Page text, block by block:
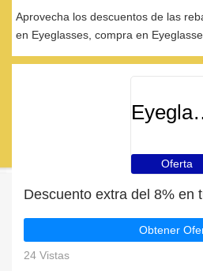
Aprovecha los descuentos de las
en Eyeglasses, compra en
Oferta
Obtener
24 Vistas